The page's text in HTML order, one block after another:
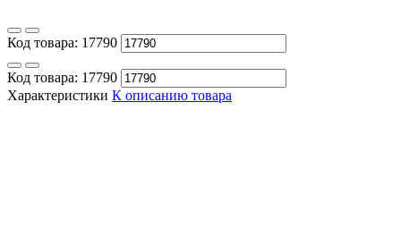
Код товара: 17790
Код товара: 17790
Характеристики К описанию товара